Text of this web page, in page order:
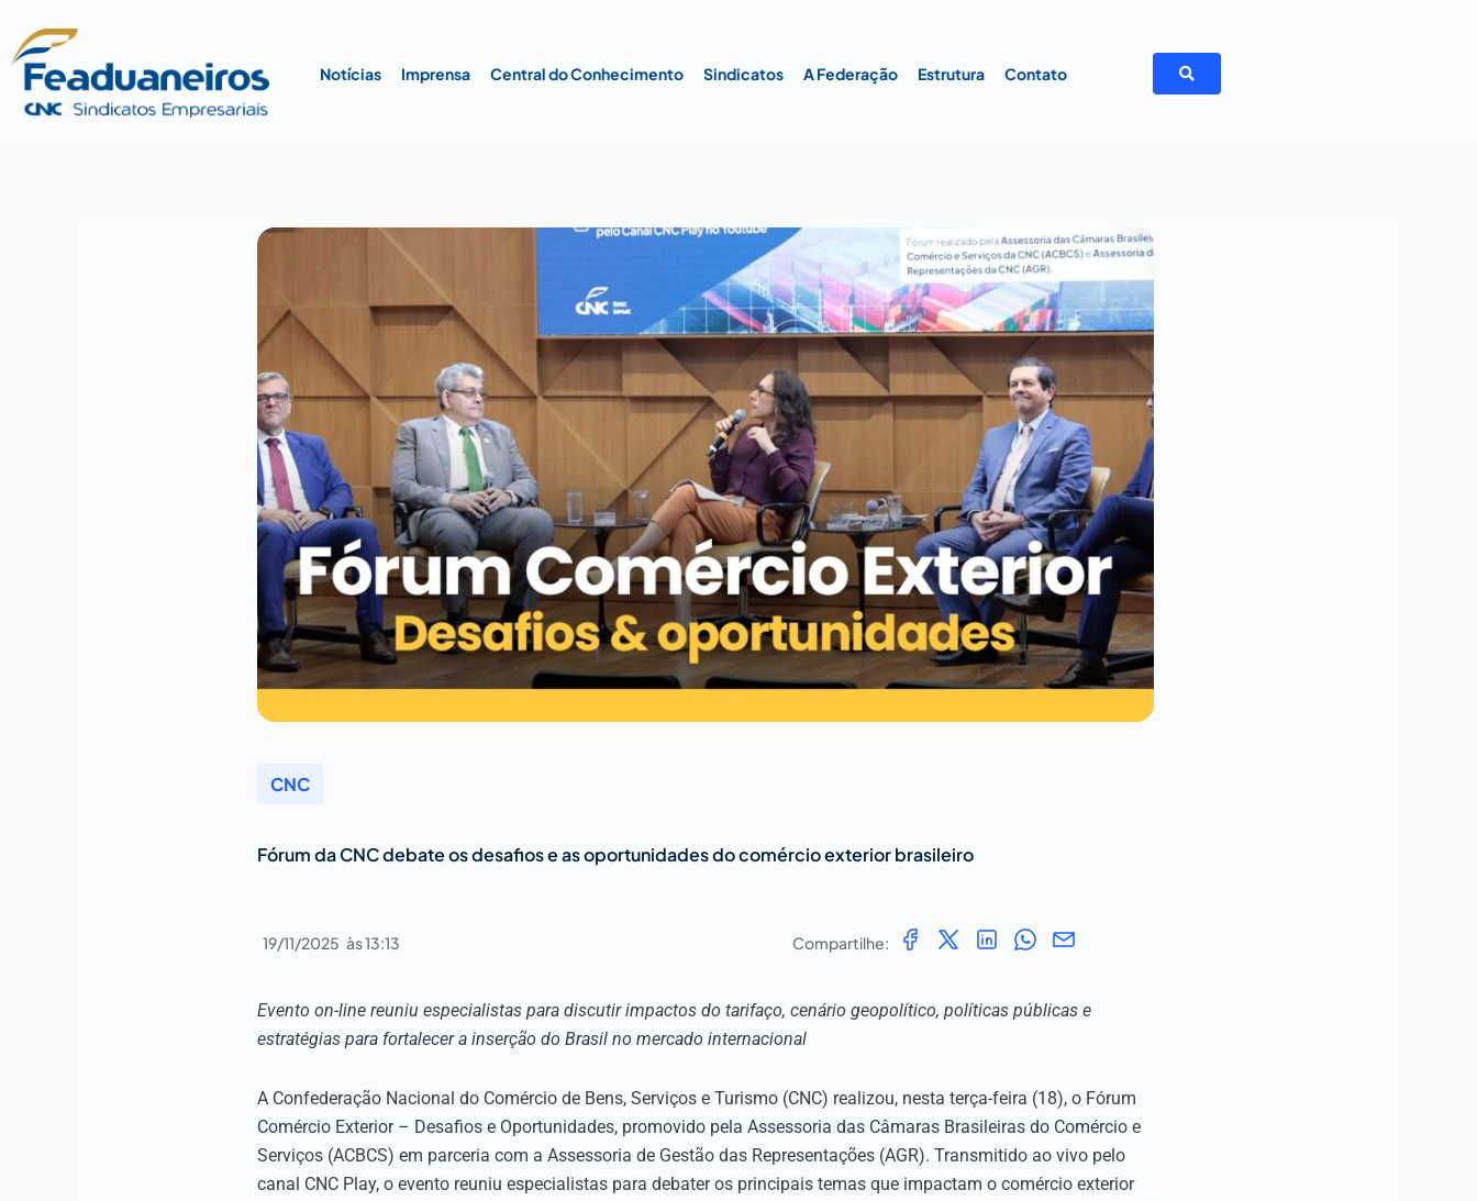
para
conteúdo
Notícias Imprensa Central do Conhecimento Sindicatos A Federação Estrutura Contato
CNC
Fórum da CNC debate os desafios e as oportunidades do comércio exterior brasileiro
19/11/2025 às13:13 Compartilhe:
Evento on-line reuniu especialistas para discutir impactos do tarifaço, cenário geopolítico, políticas públicas e
estratégias para fortalecer a inserção do Brasil no mercado internacional
A Confederação Nacional do Comércio de Bens, Serviços e Turismo (CNC) realizou, nesta terça-feira (18), o Fórum
Comércio Exterior – Desafios e Oportunidades, promovido pela Assessoria das Câmaras Brasileiras do Comércio e
Serviços (ACBCS) em parceria com a Assessoria de Gestão das Representações (AGR). Transmitido ao vivo pelo
canal CNC Play, o evento reuniu especialistas para debater os principais temas que impactam o comércio exterior